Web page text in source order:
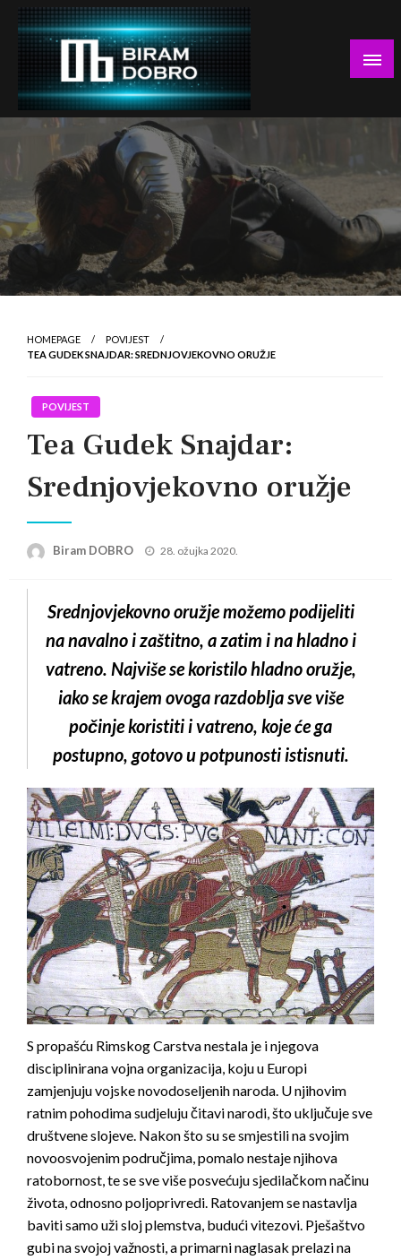
Skip
content
Biram DOBRO
… jer BUDUĆNOST nema drugo IME!
HOMEPAGE
POVIJEST
TEA GUDEK SNAJDAR: SREDNJOVJEKOVNO ORUŽJE
POVIJEST
Tea Gudek Snajdar:
Srednjovjekovno oružje
Biram DOBRO
Posted
28. ožujka 2020.
Srednjovjekovno oružje možemo podijeliti
na navalno i zaštitno, a zatim i na hladno i
vatreno. Najviše se koristilo hladno oružje,
iako se krajem ovoga razdoblja sve više
počinje koristiti i vatreno, koje će ga
postupno, gotovo u potpunosti istisnuti.
S propašću Rimskog Carstva nestala je i njegova
disciplinirana vojna organizacija, koju u Europi
zamjenjuju vojske novodoseljenih naroda. U njihovim
ratnim pohodima sudjeluju čitavi narodi, što uključuje sve
društvene slojeve. Nakon što su se smjestili na svojim
novoosvojenim područjima, pomalo nestaje njihova
ratobornost, te se sve više posvećuju sjedilačkom načinu
života, odnosno poljoprivredi. Ratovanjem se nastavlja
baviti samo uži sloj plemstva, budući vitezovi. Pješaštvo
gubi na svojoj važnosti, a primarni naglasak prelazi na